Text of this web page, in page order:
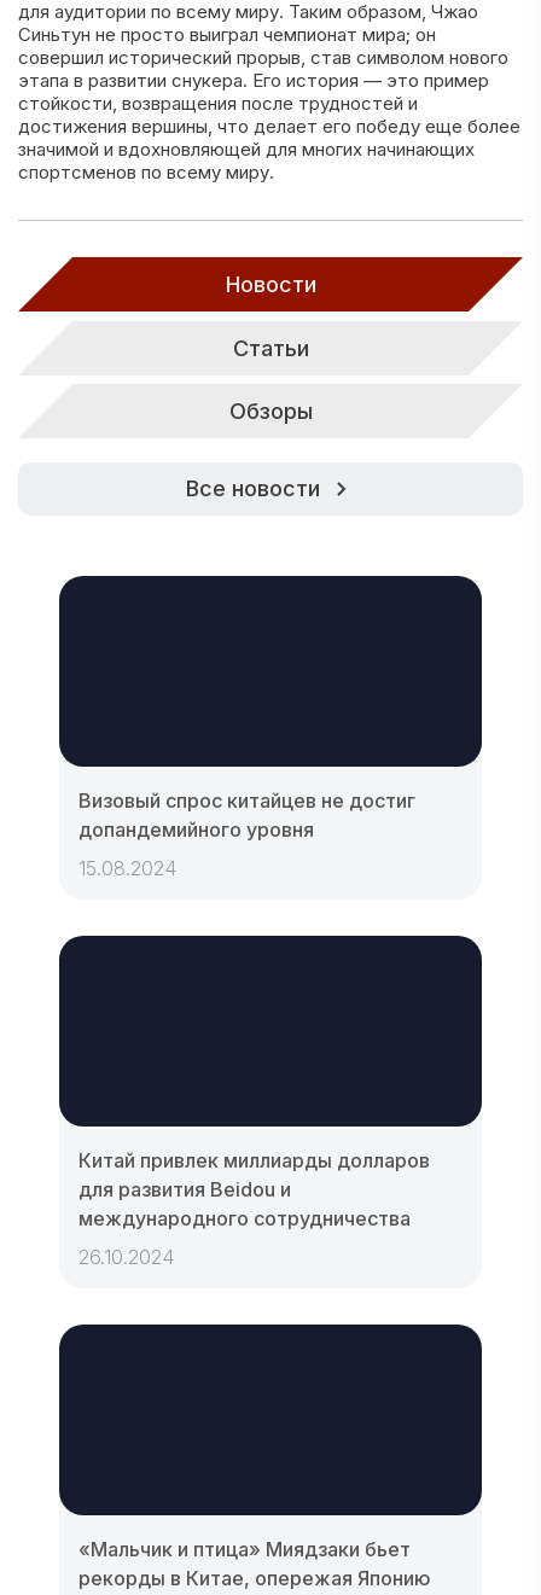
для аудитории по всему миру. Таким образом, Чжао
Синьтун не просто выиграл чемпионат мира; он
совершил исторический прорыв, став символом нового
этапа в развитии снукера. Его история — это пример
стойкости, возвращения после трудностей и
достижения вершины, что делает его победу еще более
значимой и вдохновляющей для многих начинающих
спортсменов по всему миру.
Новости
Статьи
Обзоры
Все новости
Визовый спрос китайцев не достиг
допандемийного уровня
15.08.2024
Китай привлек миллиарды долларов
для развития Beidou и
международного сотрудничества
26.10.2024
«Мальчик и птица» Миядзаки бьет
рекорды в Китае, опережая Японию